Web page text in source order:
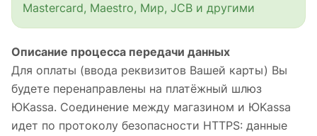
Mastercard, Maestro, Мир, JCB и другими
Описание процесса передачи данных
Для оплаты (ввода реквизитов Вашей карты) Вы
будете перенаправлены на платёжный шлюз
ЮKassa. Соединение между магазином и ЮKassa
идет по протоколу безопасности HTTPS: данные